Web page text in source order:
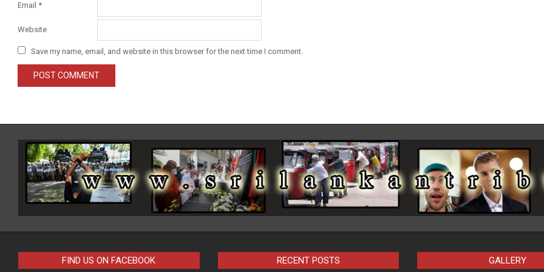
Email *
Website
Save my name, email, and website in this browser for the next time I comment.
FIND US ON FACEBOOK RECENT POSTS GALLERY